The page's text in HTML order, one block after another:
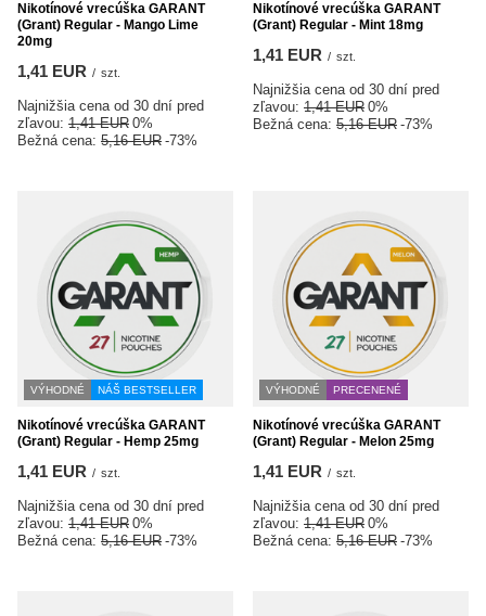
Nikotínové vrecúška GARANT
(Grant) Regular - Mango Lime
20mg
1,41 EUR / szt.
Najnižšia cena od 30 dní pred
zľavou: 1,41 EUR 0%
Bežná cena: 5,16 EUR -73%
Nikotínové vrecúška GARANT
(Grant) Regular - Mint 18mg
1,41 EUR / szt.
Najnižšia cena od 30 dní pred
zľavou: 1,41 EUR 0%
Bežná cena: 5,16 EUR -73%
VÝHODNÉ NÁŠ BESTSELLER
Nikotínové vrecúška GARANT
(Grant) Regular - Hemp 25mg
1,41 EUR / szt.
Najnižšia cena od 30 dní pred
zľavou: 1,41 EUR 0%
Bežná cena: 5,16 EUR -73%
VÝHODNÉ PRECENENÉ
Nikotínové vrecúška GARANT
(Grant) Regular - Melon 25mg
1,41 EUR / szt.
Najnižšia cena od 30 dní pred
zľavou: 1,41 EUR 0%
Bežná cena: 5,16 EUR -73%